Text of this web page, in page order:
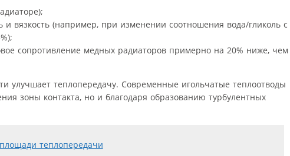
вязкость (например, при изменении соотношения вода/гликоль с
сопротивление медных радиаторов примерно на 20% ниже, чем
улучшает теплопередачу. Современные игольчатые теплоотводы
зоны контакта, но и благодаря образованию турбулентных